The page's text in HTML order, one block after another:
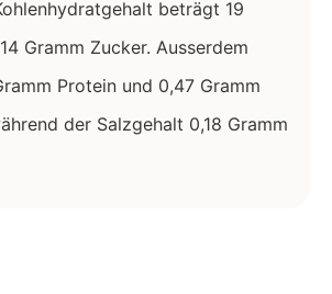
beträgt 19
Gramm Zucker. Ausserdem
Protein und 0,47 Gramm
der Salzgehalt 0,18 Gramm